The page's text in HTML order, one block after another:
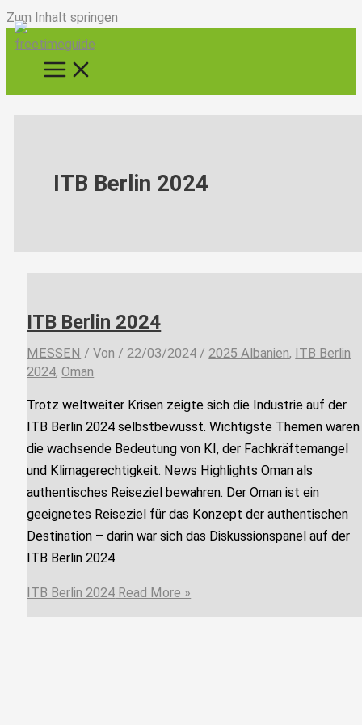
Zum Inhalt springen
ITB Berlin 2024
ITB Berlin 2024
MESSEN / Von / 22/03/2024 / 2025 Albanien, ITB Berlin
2024,Oman
Trotz weltweiter Krisen zeigte sich die Industrie auf der
ITB Berlin 2024 selbstbewusst. Wichtigste Themen waren
die wachsende Bedeutung von KI, der Fachkräftemangel
und Klimagerechtigkeit. News Highlights Oman als
authentisches Reiseziel bewahren. Der Oman ist ein
geeignetes Reiseziel für das Konzept der authentischen
Destination – darin war sich das Diskussionspanel auf der
ITB Berlin 2024
ITB Berlin 2024 Read More »